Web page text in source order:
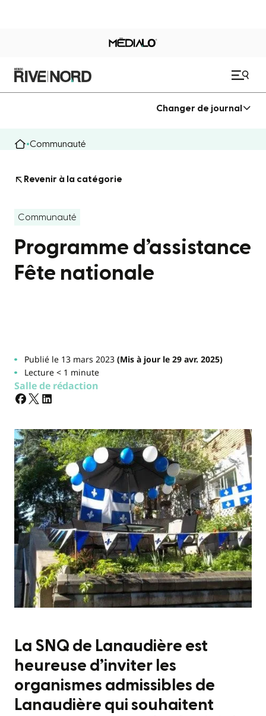
Changer de journal
Communauté
Revenir à la catégorie
Communauté
Programme d’assistance
Fête nationale
Publié le 13 mars 2023(Mis à jour le 29 avr. 2025)
Lecture < 1 minute
Salle de rédaction
La SNQ de Lanaudière est
heureuse d’inviter les
organismes admissibles de
Lanaudière qui souhaitent